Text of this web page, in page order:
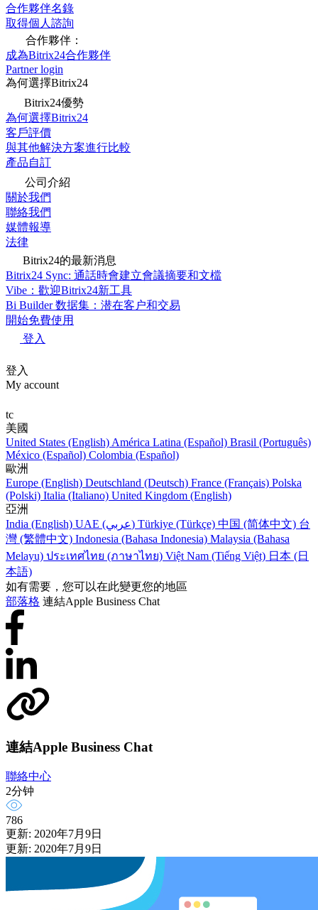
合作夥伴名錄
取得個人諮詢
合作夥伴：
成為Bitrix24合作夥伴
Partner login
為何選擇Bitrix24
Bitrix24優勢
為何選擇Bitrix24
客戶評價
與其他解決方案進行比較
產品自訂
公司介紹
關於我們
聯絡我們
媒體報導
法律
Bitrix24的最新消息
Bitrix24 Sync: 通話時會建立會議摘要和文檔
Vibe：歡迎Bitrix24新工具
Bi Builder 数据集：潜在客户和交易
開始免費使用
登入
登入
My account
tc
美國
United States (English) América Latina (Español) Brasil (Português)
México (Español) Colombia (Español)
歐洲
Europe (English) Deutschland (Deutsch) France (Français) Polska
(Polski) Italia (Italiano) United Kingdom (English)
亞洲
India (English)
UAE (عربي) Türkiye (Türkçe) 中国 (简体中文) 台
灣 (繁體中文) Indonesia (Bahasa Indonesia) Malaysia (Bahasa
Melayu) ประเทศไทย (ภาษาไทย) Việt Nam (Tiếng Việt) 日本 (日
本語)
如有需要，您可以在此變更您的地區
部落格 連結Apple Business Chat
連結Apple Business Chat
聯絡中心
2分钟
786
更新: 2020年7月9日
更新: 2020年7月9日